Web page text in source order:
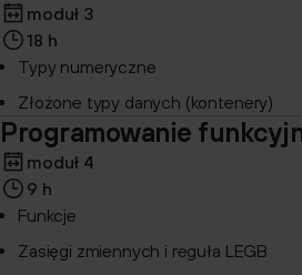
moduł 3
18 h
Typy numeryczne
Złożone typy danych (kontenery)
Programowanie
moduł 4
9 h
Funkcje
Zasięgi zmiennych i reguła LEGB